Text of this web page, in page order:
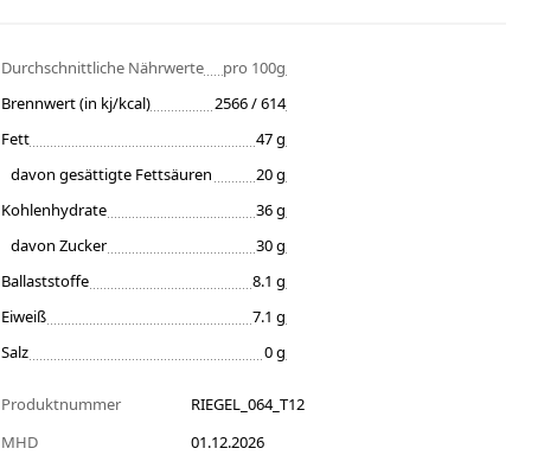
Durchschnittliche Nährwerte
pro 100g
Brennwert (in kj/kcal)
2566 / 614
Fett
47 g
davon gesättigte Fettsäuren
20 g
Kohlenhydrate
36 g
davon Zucker
30 g
Ballaststoffe
8.1 g
Eiweiß
7.1 g
Salz
0 g
Produktnummer
RIEGEL_064_T12
MHD
01.12.2026